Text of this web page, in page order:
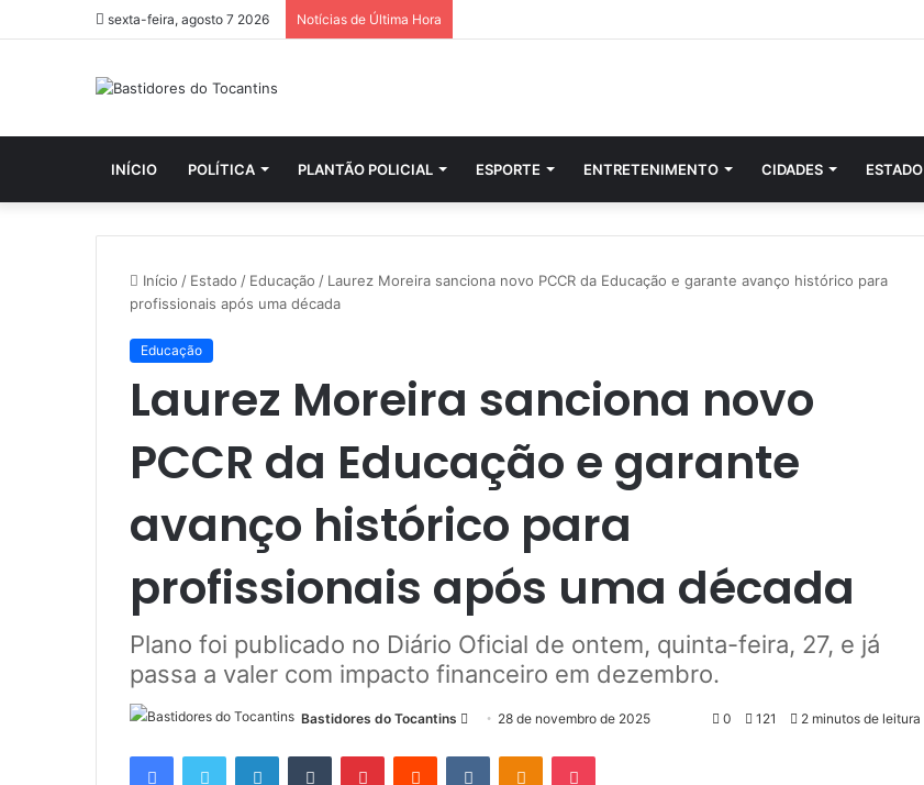
sexta-feira, agosto 7 2026 Notícias de Última Hora
INÍCIO POLÍTICA PLANTÃO POLICIAL ESPORTE ENTRETENIMENTO CIDADES ESTADO
Início / Estado / Educação / Laurez Moreira sanciona novo PCCR da Educação e garante avanço histórico para
profissionais após uma década
Educação
Laurez Moreira sanciona novo
PCCR da Educação e garante
avanço histórico para
profissionais após uma década
Plano foi publicado no Diário Oficial de ontem, quinta-feira, 27, e já
passa a valer com impacto financeiro em dezembro.
Bastidores do Tocantins
n
28 de novembro de 2025 0 121 2 minutos de leitura